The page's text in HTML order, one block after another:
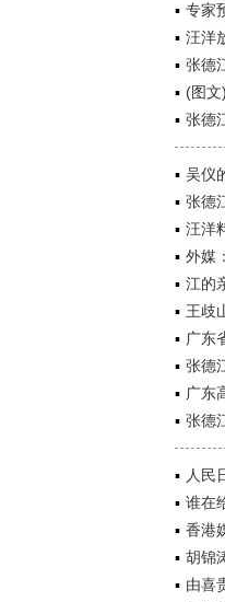
专家
汪洋
张德
(图
张德
吴仪
张德
汪洋
外媒
江的
王歧
广东
张德
广东
张德
人民
谁在
香港
胡锦
由喜